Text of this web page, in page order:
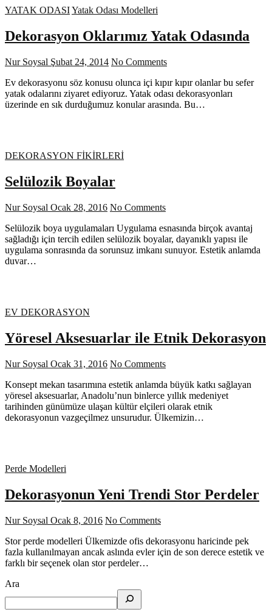
YATAK ODASIYatak Odası Modelleri
Dekorasyon Oklarımız Yatak Odasında
Nur Soysal Şubat 24, 2014 No Comments
Ev dekorasyonu söz konusu olunca içi kıpır kıpır olanlar bu sefer
yatak odalarını ziyaret ediyoruz. Yatak odası dekorasyonları
üzerinde en sık durduğumuz konular arasında. Bu…
DEKORASYON FİKİRLERİ
Selülozik Boyalar
Nur Soysal Ocak 28, 2016 No Comments
Selülozik boya uygulamaları Uygulama esnasında birçok avantaj
sağladığı için tercih edilen selülozik boyalar, dayanıklı yapısı ile
uygulama sonrasında da sorunsuz imkanı sunuyor. Estetik anlamda
duvar…
EV DEKORASYON
Yöresel Aksesuarlar ile Etnik Dekorasyon
Nur Soysal Ocak 31, 2016 No Comments
Konsept mekan tasarımına estetik anlamda büyük katkı sağlayan
yöresel aksesuarlar, Anadolu’nun binlerce yıllık medeniyet
tarihinden günümüze ulaşan kültür elçileri olarak etnik
dekorasyonun vazgeçilmez unsurudur. Ülkemizin…
Perde Modelleri
Dekorasyonun Yeni Trendi Stor Perdeler
Nur Soysal Ocak 8, 2016 No Comments
Stor perde modelleri Ülkemizde ofis dekorasyonu haricinde pek
fazla kullanılmayan ancak aslında evler için de son derece estetik ve
farklı bir seçenek olan stor perdeler…
Ara